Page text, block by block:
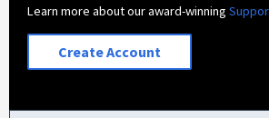
Learn more about our award-winning
Create Account